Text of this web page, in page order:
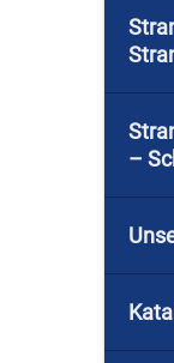
–